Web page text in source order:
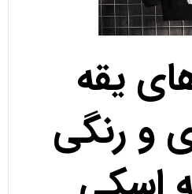
یقه
و رنگی